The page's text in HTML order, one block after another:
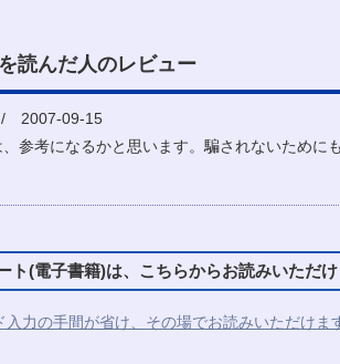
読んだ人のレビュー
09-15
参考になるかと思います。騙されないために
(電子書籍)は、こちらからお読みいただけ
力の手間が省け、その場でお読みいただけま